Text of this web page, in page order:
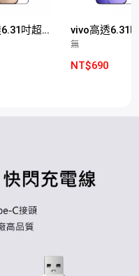
vivo高透6.31吋超聲波玻璃保護膜(X300適用)
無
NT$690